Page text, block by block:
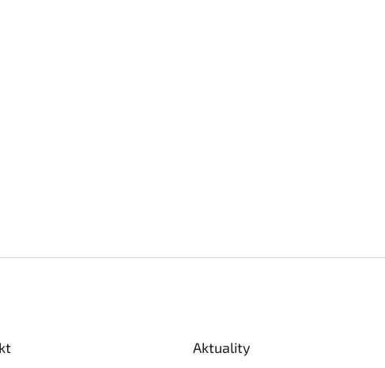
Aktuality